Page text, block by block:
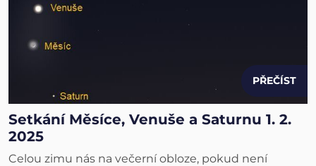
PŘEČÍST
Setkání Měsíce, Venuše a Saturnu 1. 2.
2025
Celou zimu nás na večerní obloze, pokud není